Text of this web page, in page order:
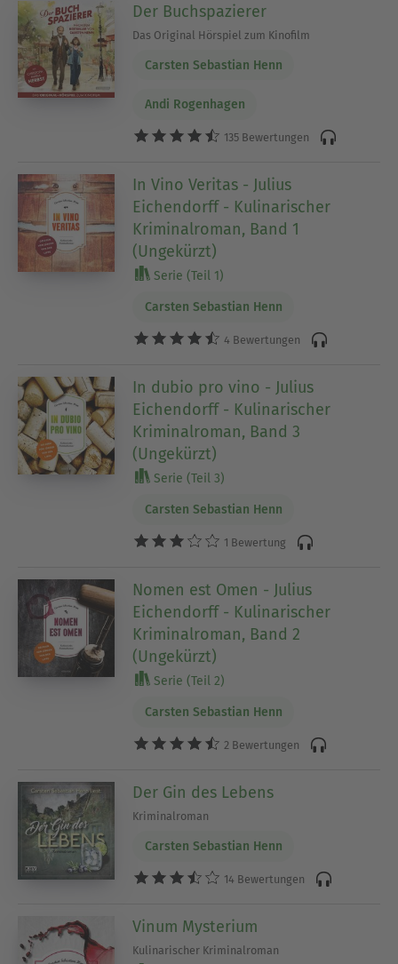
Der Buchspazierer
Das Original Hörspiel zum Kinofilm
Carsten Sebastian Henn
Andi Rogenhagen
135 Bewertungen
In Vino Veritas - Julius
Eichendorff - Kulinarischer
Kriminalroman, Band 1
(Ungekürzt)
Serie (Teil 1)
Carsten Sebastian Henn
4 Bewertungen
In dubio pro vino - Julius
Eichendorff - Kulinarischer
Kriminalroman, Band 3
(Ungekürzt)
Serie (Teil 3)
Carsten Sebastian Henn
1 Bewertung
Nomen est Omen - Julius
Eichendorff - Kulinarischer
Kriminalroman, Band 2
(Ungekürzt)
Serie (Teil 2)
Carsten Sebastian Henn
2 Bewertungen
Der Gin des Lebens
Kriminalroman
Carsten Sebastian Henn
14 Bewertungen
Vinum Mysterium
Kulinarischer Kriminalroman